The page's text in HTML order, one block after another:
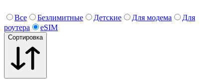
Все Безлимитные Детские Для модема
Для
роутера
eSIM
Сортировка